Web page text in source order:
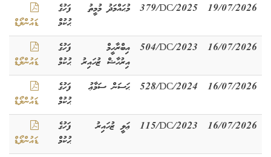
19/07/2026
379/DC/2025 މުޙައްމަދު މުމީތު
ފަހުގެ
ޙުކުމް
ޑައުންލޯޑް
16/07/2026
504/DC/2023
އިބްރާހީމް
އިރުހާޝް ޒުހައިރު
ފަހުގެ
ޙުކުމް
ޑައުންލޯޑް
16/07/2026
528/DC/2024 ޙަސަން ސަމާޢު
ފަހުގެ
ޙުކުމް
ޑައުންލޯޑް
16/07/2026
115/DC/2023 ޢަލީ ޒުހައިރު
ފަހުގެ
ޙުކުމް
ޑައުންލޯޑް